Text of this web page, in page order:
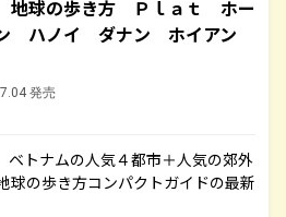
地球の歩き方 Ｐｌａｔ ホー
ハノイ ダナン ホイアン
発売
トナムの人気４都市＋人気の郊外
球の歩き方コンパクトガイドの最新